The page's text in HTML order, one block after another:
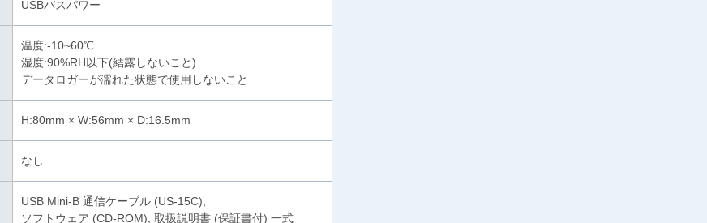
USBバスパワー
温度:-10~60℃
湿度:90%RH以下(結露しないこと)
データロガーが濡れた状態で使用しないこと
H:80mm × W:56mm × D:16.5mm
なし
USB Mini-B 通信ケーブル (US-15C),
ソフトウェア (CD-ROM), 取扱説明書 (保証書付) 一式